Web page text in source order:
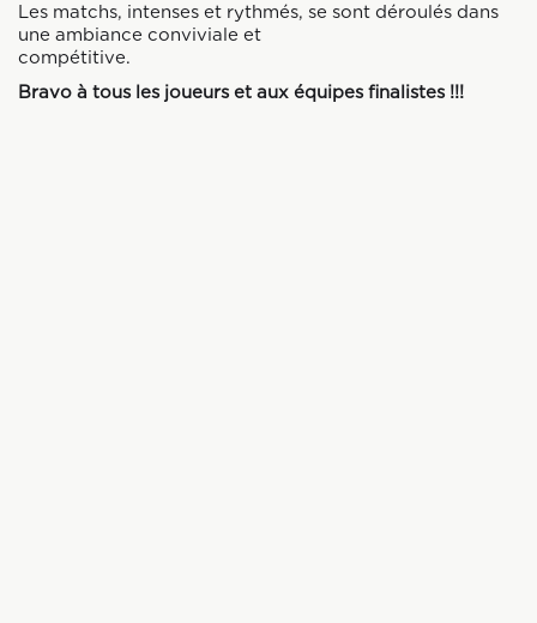
Les matchs, intenses et rythmés, se sont déroulés dans
une ambiance conviviale et
Bravo à tous les joueurs et aux équipes finalistes !!!